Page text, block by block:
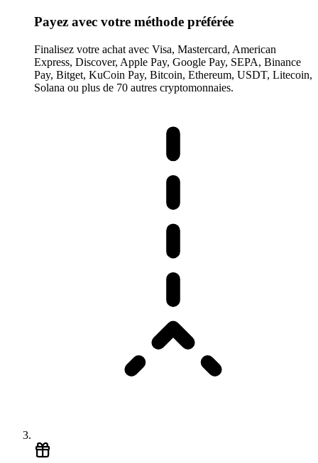
Payez avec votre méthode préférée
Finalisez votre achat avec Visa, Mastercard, American
Express, Discover, Apple Pay, Google Pay, SEPA, Binance
Pay, Bitget, KuCoin Pay, Bitcoin, Ethereum, USDT, Litecoin,
Solana ou plus de 70 autres cryptomonnaies.